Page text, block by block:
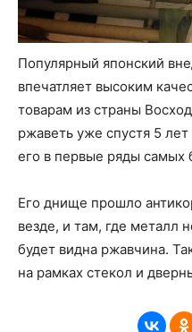
Популярный японский
впечатляет высоким
товарам из страны
ржаветь уже спустя 5 лет
его в первые ряды
Его днище прошло
везде, и там, где металл
будет видна ржавчина.
на рамках стекол и